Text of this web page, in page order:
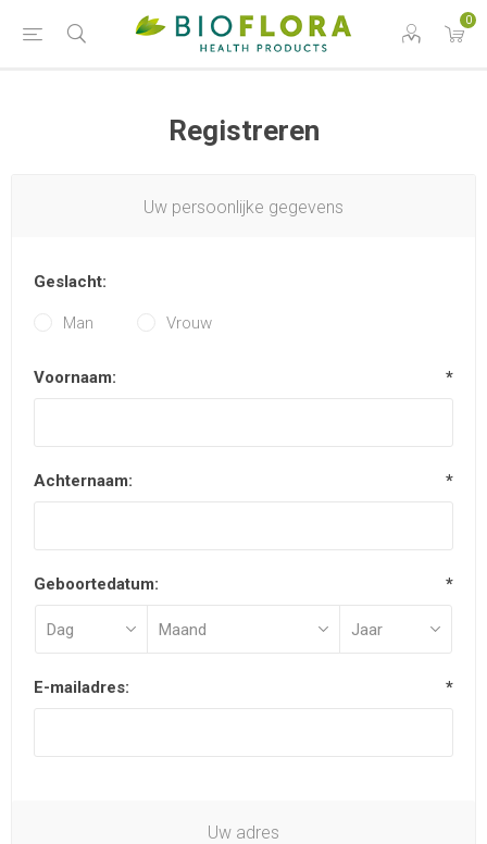
0
Registreren
Uw persoonlijke gegevens
Geslacht:
Man Vrouw
Voornaam: *
Achternaam: *
Geboortedatum: *
E-mailadres: *
Uw adres